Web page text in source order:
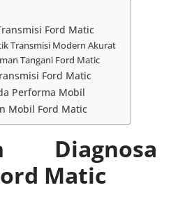
Ford Matic
Transmisi Modern Akurat
Tangani Ford Matic
Ford Matic
Performa Mobil
Mobil Ford Matic
Diagnosa
Matic